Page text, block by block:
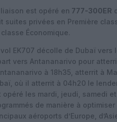
est opéré en 777-300ER
suites privées en Première
Économique.
EK707 décolle de Dubaï vers
vers Antananarivo pour
à 18h35, atterrit à
où il atterrit à 04h20 le
opéré les mardi, jeudi, samedi
de manière à
aéroports d’Europe,